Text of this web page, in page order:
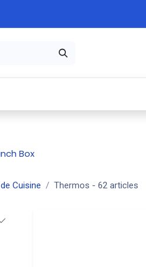
Box
Cuisine Thermos - 62 articles